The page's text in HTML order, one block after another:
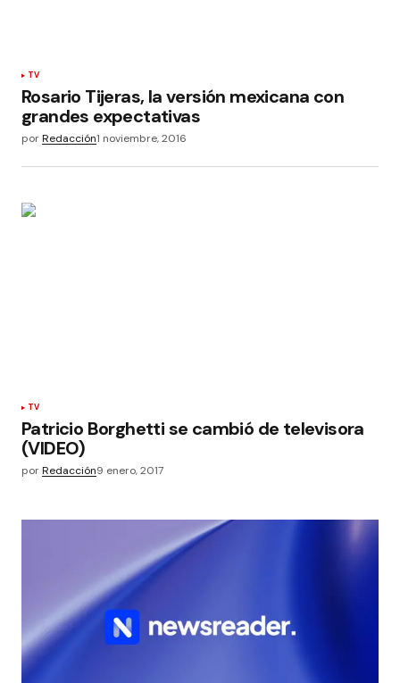
TV
Rosario Tijeras, la versión mexicana con
grandes expectativas
porRedacción1 noviembre, 2016
TV
Patricio Borghetti se cambió de televisora
(VIDEO)
porRedacción9 enero, 2017